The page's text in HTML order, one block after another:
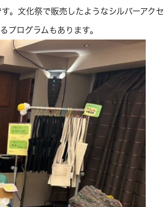
。文化祭で販売したようなシルバーアクセ
プログラムもあります。